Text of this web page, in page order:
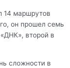
14 маршрутов
он прошел семь
второй в
сложности в